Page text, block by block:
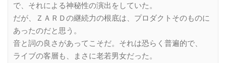
で、それによる神秘性の演出をしていた。
だが、ＺＡＲＤの継続力の根底は、プロダクトそのものに
あったのだと思う。
音と詞の良さがあってこそだ。それは恐らく普遍的で、
ライブの客層も、まさに老若男女だった。